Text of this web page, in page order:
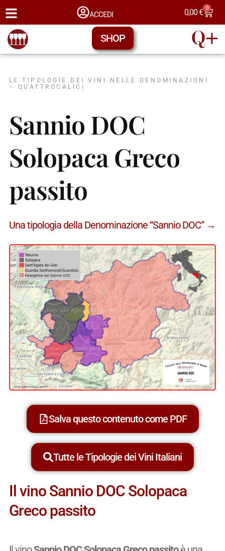
ACCEDI 0,00€ 0
SHOP
LE TIPOLOGIE DEI VINI NELLE DENOMINAZIONI
– QUATTROCALICI
Sannio DOC
Solopaca Greco
passito
Una tipologia della Denominazione “Sannio DOC” →
Salva questo contenuto come PDF
Tutte le Tipologie dei Vini Italiani
Il vino Sannio DOC Solopaca
Greco passito